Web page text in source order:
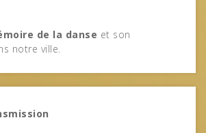
de la danse et son
notre ville.